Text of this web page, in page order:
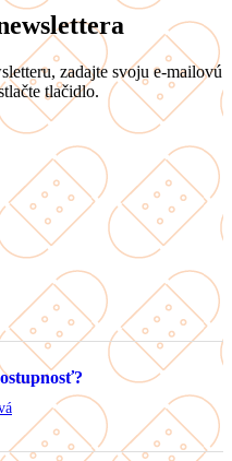
zadajte svoju e-mailovú
tlačidlo.